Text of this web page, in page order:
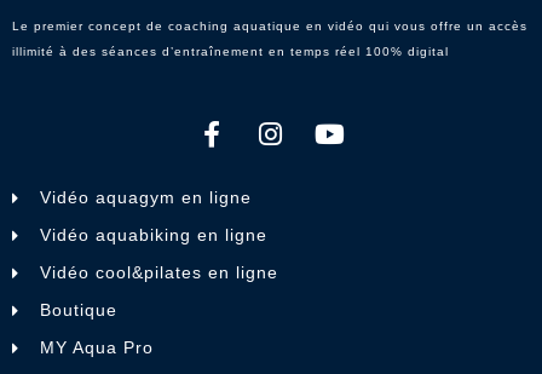
Le premier concept de coaching aquatique en vidéo qui vous offre un accès
illimité à des séances d’entraînement en temps réel 100% digital
Vidéo aquagym en ligne
Vidéo aquabiking en ligne
Vidéo cool&pilates en ligne
Boutique
MY Aqua Pro